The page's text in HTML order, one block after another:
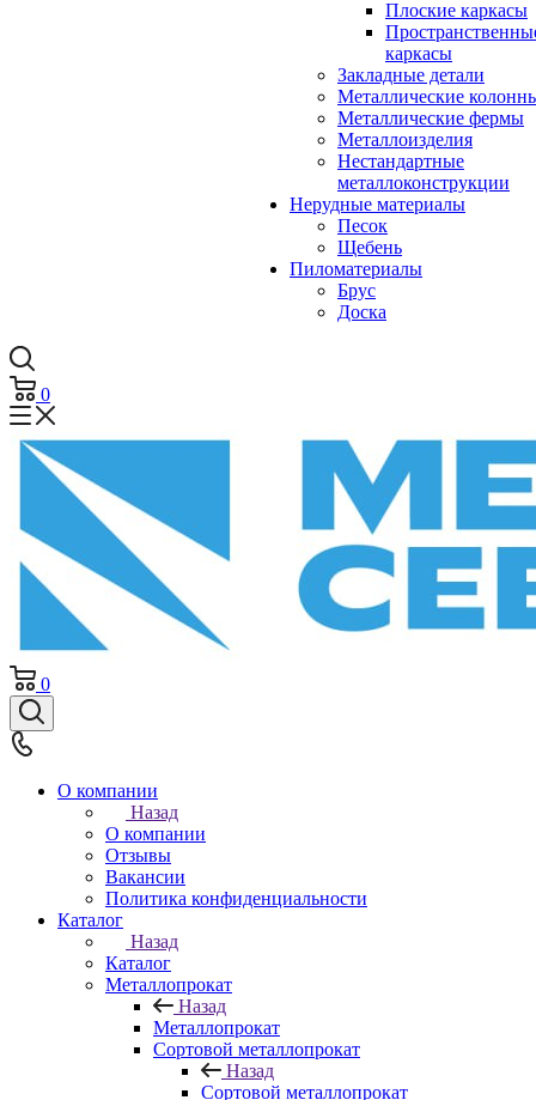
Плоские каркасы
каркасы
Закладные детали
Металлические
Металлические фермы
Металлоизделия
Нестандартные
металлоконструкции
Нерудные материалы
Песок
Щебень
Пиломатериалы
Брус
Доска
0
0
О компании
Назад
О компании
Отзывы
Вакансии
Политика конфиденциальности
Каталог
Назад
Каталог
Металлопрокат
Назад
Металлопрокат
Сортовой металлопрокат
Назад
Сортовой металлопрокат